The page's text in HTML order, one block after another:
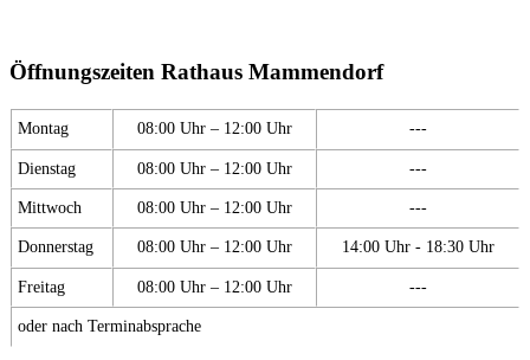
Öffnungszeiten Rathaus Mammendorf
Montag 08:00 Uhr – 12:00 Uhr ---
Dienstag 08:00 Uhr – 12:00 Uhr ---
Mittwoch 08:00 Uhr – 12:00 Uhr ---
Donnerstag 08:00 Uhr – 12:00 Uhr 14:00 Uhr - 18:30 Uhr
Freitag 08:00 Uhr – 12:00 Uhr ---
oder nach Terminabsprache